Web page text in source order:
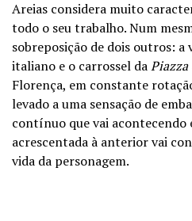
Areias considera muito
todo o seu trabalho. Num
sobreposição de dois outros: a
italiano e o carrossel da
Florença, em constante
levado a uma sensação de
contínuo que vai acontecendo
acrescentada à anterior vai
vida da personagem.